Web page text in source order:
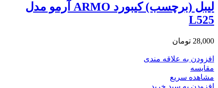
لیبل (برچسب) کیبورد ARMO آرمو مدل
L525
28,000 تومان
افزودن به علاقه مندی
مقایسه
مشاهده سریع